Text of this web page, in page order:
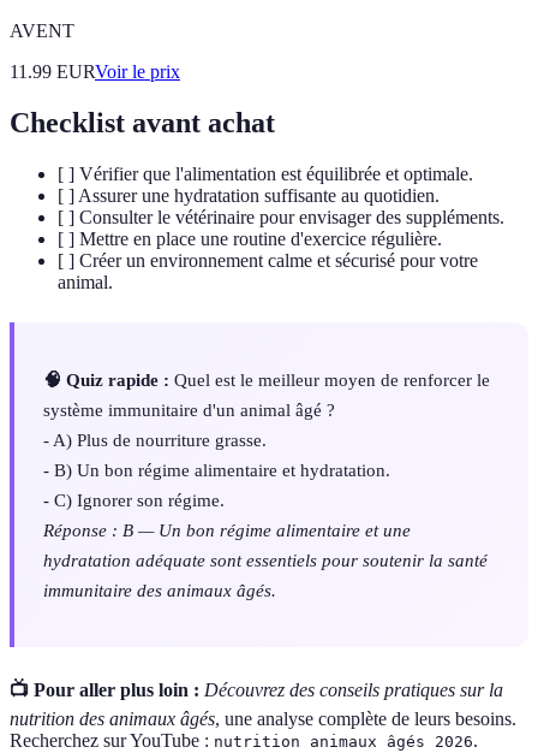
AVENT
11.99 EURVoir le prix
Checklist avant achat
[ ] Vérifier que l'alimentation est équilibrée et optimale.
[ ] Assurer une hydratation suffisante au quotidien.
[ ] Consulter le vétérinaire pour envisager des suppléments.
[ ] Mettre en place une routine d'exercice régulière.
[ ] Créer un environnement calme et sécurisé pour votre
animal.
🧠 Quiz rapide : Quel est le meilleur moyen de renforcer le
système immunitaire d'un animal âgé ?
- A) Plus de nourriture grasse.
- B) Un bon régime alimentaire et hydratation.
- C) Ignorer son régime.
Réponse : B — Un bon régime alimentaire et une
hydratation adéquate sont essentiels pour soutenir la santé
immunitaire des animaux âgés.
📺 Pour aller plus loin : Découvrez des conseils pratiques sur la
nutrition des animaux âgés, une analyse complète de leurs besoins.
Recherchez sur YouTube : nutrition animaux âgés 2026.